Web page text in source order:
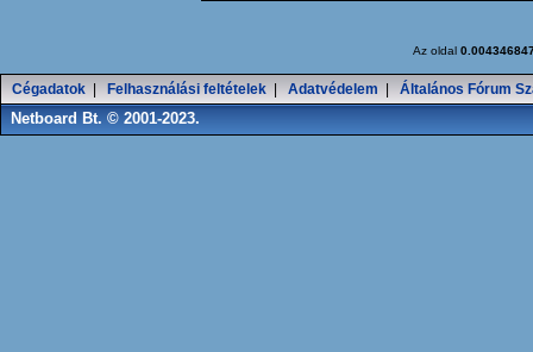
Az oldal
Cégadatok Felhasználási feltételek Adatvédelem Általános Fórum
Netboard Bt. © 2001-2023.